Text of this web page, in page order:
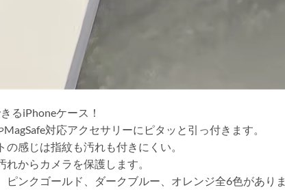
るiPhoneケース！
対応アクセサリーにピタッと引っ付きます。
感じは指紋も汚れも付きにくい。
からカメラを保護します。
ンクゴールド、ダークブルー、オレンジ全6色がありま